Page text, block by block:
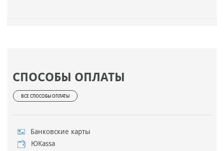
СПОСОБЫ ОПЛАТЫ
ВСЕ СПОСОБЫ ОПЛАТЫ
Банковские карты
ЮKassa